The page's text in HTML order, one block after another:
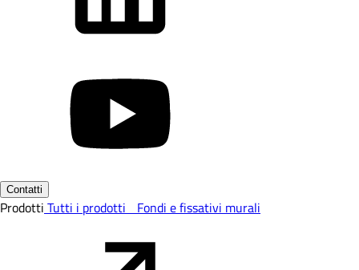
Contatti
Prodotti Tutti i prodotti Fondi e fissativi murali